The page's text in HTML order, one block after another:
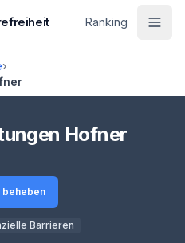
Ranking
›
Hofner
beheben
Barrieren